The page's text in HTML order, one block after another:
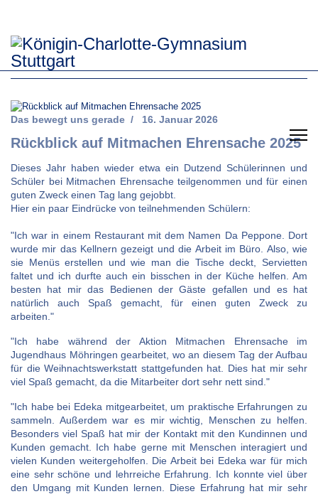
Rückblick auf Mitmachen Ehrensache 2025
Das bewegt uns gerade 16. Januar 2026
Dieses Jahr haben wieder etwa ein Dutzend Schülerinnen und
Schüler bei Mitmachen Ehrensache teilgenommen und für einen
guten Zweck einen Tag lang gejobbt.
Hier ein paar Eindrücke von teilnehmenden Schülern:
"Ich war in einem Restaurant mit dem Namen Da Peppone. Dort
wurde mir das Kellnern gezeigt und die Arbeit im Büro. Also, wie
sie Menüs erstellen und wie man die Tische deckt, Servietten
faltet und ich durfte auch ein bisschen in der Küche helfen. Am
besten hat mir das Bedienen der Gäste gefallen und es hat
natürlich auch Spaß gemacht, für einen guten Zweck zu
arbeiten."
"Ich habe während der Aktion Mitmachen Ehrensache im
Jugendhaus Möhringen gearbeitet, wo an diesem Tag der Aufbau
für die Weihnachtswerkstatt stattgefunden hat. Dies hat mir sehr
viel Spaß gemacht, da die Mitarbeiter dort sehr nett sind."
"Ich habe bei Edeka mitgearbeitet, um praktische Erfahrungen zu
sammeln. Außerdem war es mir wichtig, Menschen zu helfen.
Besonders viel Spaß hat mir der Kontakt mit den Kundinnen und
Kunden gemacht. Ich habe gerne mit Menschen interagiert und
vielen Kunden weitergeholfen. Die Arbeit bei Edeka war für mich
eine sehr schöne und lehrreiche Erfahrung. Ich konnte viel über
den Umgang mit Kunden lernen. Diese Erfahrung hat mir sehr